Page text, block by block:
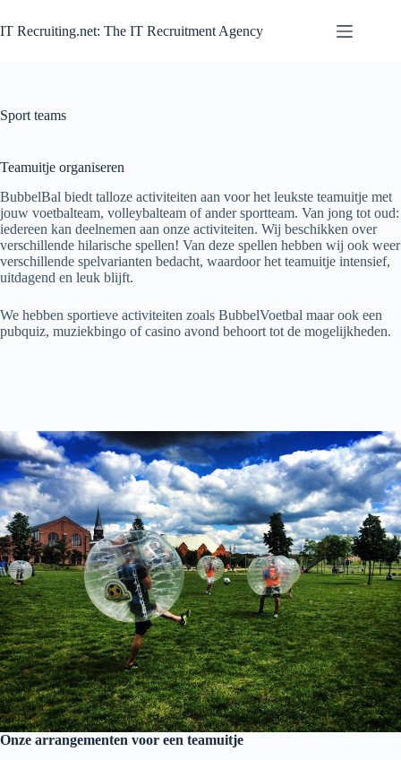
Inhalt
springen
IT Recruiting.net: The IT Recruitment Agency
Sport teams
Teamuitje organiseren
BubbelBal biedt talloze activiteiten aan voor het leukste teamuitje met
jouw voetbalteam, volleybalteam of ander sportteam. Van jong tot oud:
iedereen kan deelnemen aan onze activiteiten. Wij beschikken over
verschillende hilarische spellen! Van deze spellen hebben wij ook weer
verschillende spelvarianten bedacht, waardoor het teamuitje intensief,
uitdagend en leuk blijft.
We hebben sportieve activiteiten zoals BubbelVoetbal maar ook een
pubquiz, muziekbingo of casino avond behoort tot de mogelijkheden.
Onze arrangementen voor een teamuitje